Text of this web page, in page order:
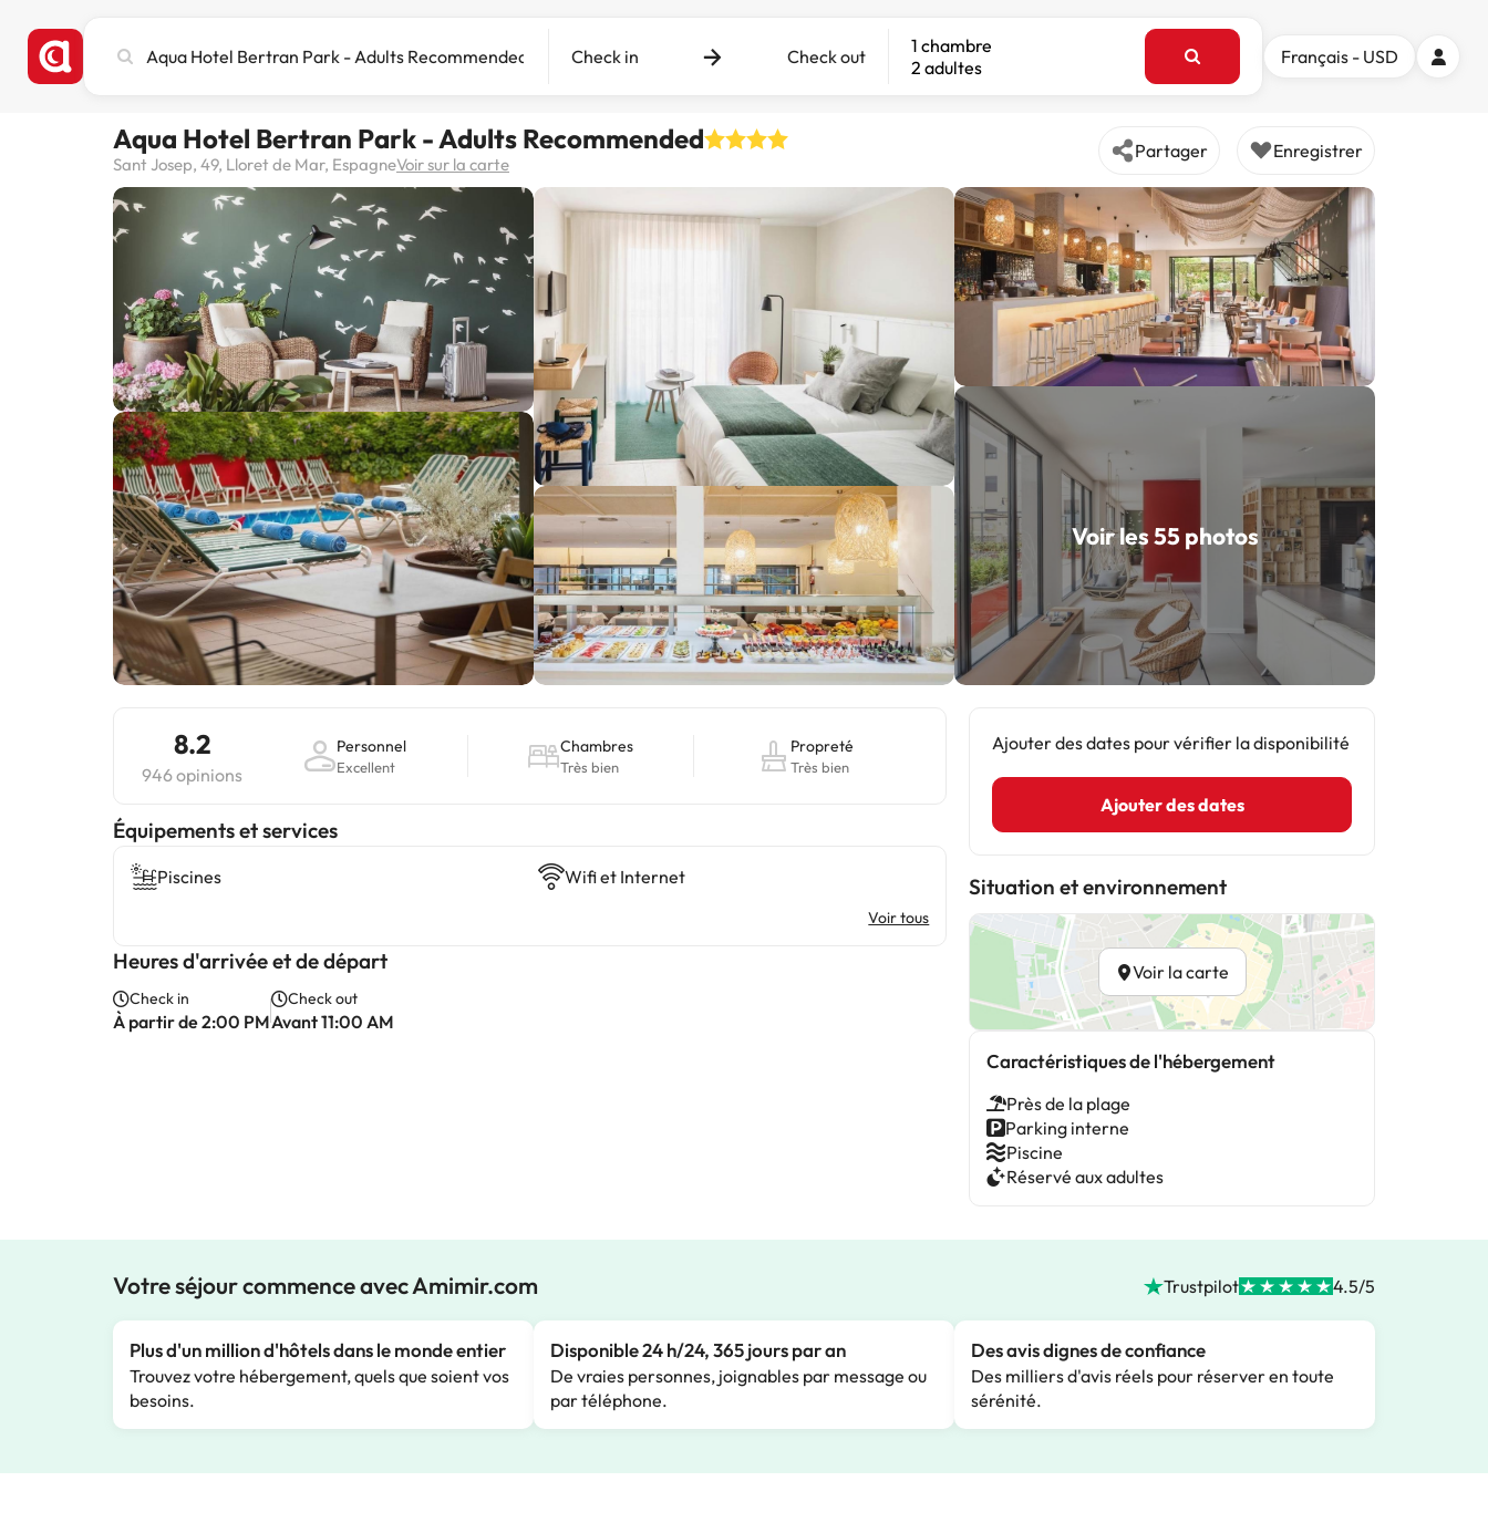
une
hôtel
ou
une
destination
Check in Check out
1 chambre
2 adultes
Français - USD
Aqua Hotel Bertran Park - Adults Recommended
Sant Josep, 49, Lloret de Mar, EspagneVoir sur la carte
Partager Enregistrer
Voir les 55 photos
8.2
946 opinions
Personnel
Excellent
Chambres
Très bien
Propreté
Très bien
​Équipements et services
Piscines Wifi et Internet
Voir tous
Heures d'arrivée et de départ
Check in
À partir de 2:00 PM
Check out
Avant 11:00 AM
Ajouter des dates pour vérifier la disponibilité
Ajouter des dates
Situation et environnement
Voir la carte
Caractéristiques de l'hébergement
Près de la plage
Parking interne
Piscine
Réservé aux adultes
Votre séjour commence avec Amimir.com Trustpilot 4.5/5
Plus d'un million d'hôtels dans le monde entier
Trouvez votre hébergement, quels que soient vos
besoins.
Disponible 24 h/24, 365 jours par an
De vraies personnes, joignables par message ou
par téléphone.
Des avis dignes de confiance
Des milliers d'avis réels pour réserver en toute
sérénité.